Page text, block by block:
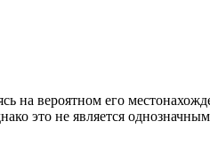
на вероятном его
это не является